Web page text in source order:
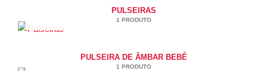
PULSEIRAS
1 PRODUTO
PULSEIRA DE ÂMBAR BEBÊ
1 PRODUTO